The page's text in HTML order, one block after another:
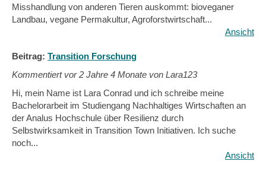
Misshandlung von anderen Tieren auskommt: bioveganer
Landbau, vegane Permakultur, Agroforstwirtschaft...
Ansicht
Beitrag: Transition Forschung
Kommentiert vor2 Jahre 4 Monate von Lara123
Hi, mein Name ist Lara Conrad und ich schreibe meine
Bachelorarbeit im Studiengang Nachhaltiges Wirtschaften an
der Analus Hochschule über Resilienz durch
Selbstwirksamkeit in Transition Town Initiativen. Ich suche
noch...
Ansicht